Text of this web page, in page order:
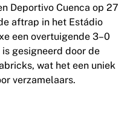
Deportivo Cuenca op 27
aftrap in het Estádio
een overtuigende 3–0
gesigneerd door de
wat het een uniek
verzamelaars.